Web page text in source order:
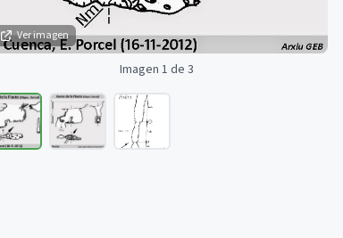
Ver imagen
Imagen 1 de 3